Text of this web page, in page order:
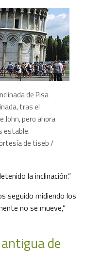
de Pisa
tras el
John, pero ahora
estable.
de tiseb /
la inclinación.”
seguido midiendo los
no se mueve,”
de